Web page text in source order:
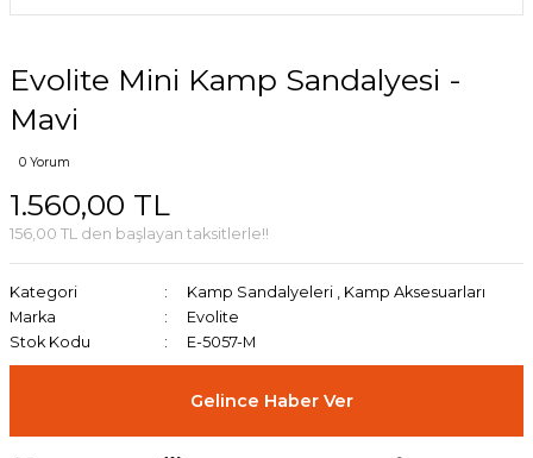
Evolite Mini Kamp Sandalyesi -
Mavi
0 Yorum
1.560,00 TL
156,00 TL den başlayan taksitlerle!!
Kategori Kamp Sandalyeleri , Kamp Aksesuarları
Marka
Evolite
Stok Kodu
E-5057-M
Gelince Haber Ver